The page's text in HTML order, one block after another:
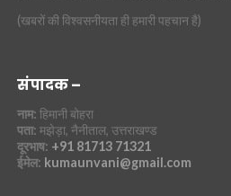
(खबरों की विश्वसनीयता ही हमारी पहचान है)
संपादक –
नाम: हिमानी बोहरा
पता: मझेड़ा, नैनीताल, उत्तराखण्ड
दूरभाष: +91 81713 71321
ईमेल: kumaunvani@gmail.com